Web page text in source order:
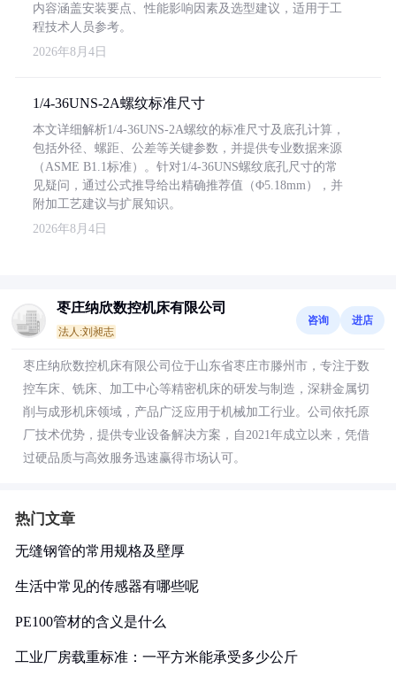
内容涵盖安装要点、性能影响因素及选型建议，适用于工
程技术人员参考。
2026年8月4日
1/4-36UNS-2A螺纹标准尺寸
本文详细解析1/4-36UNS-2A螺纹的标准尺寸及底孔计算，
包括外径、螺距、公差等关键参数，并提供专业数据来源
（ASME B1.1标准）。针对1/4-36UNS螺纹底孔尺寸的常
见疑问，通过公式推导给出精确推荐值（Φ5.18mm），并
附加工艺建议与扩展知识。
2026年8月4日
枣庄纳欣数控机床有限公司
法人:刘昶志
咨询 进店
枣庄纳欣数控机床有限公司位于山东省枣庄市滕州市，专注于数
控车床、铣床、加工中心等精密机床的研发与制造，深耕金属切
削与成形机床领域，产品广泛应用于机械加工行业。公司依托原
厂技术优势，提供专业设备解决方案，自2021年成立以来，凭借
过硬品质与高效服务迅速赢得市场认可。
热门文章
无缝钢管的常用规格及壁厚
生活中常见的传感器有哪些呢
PE100管材的含义是什么
工业厂房载重标准：一平方米能承受多少公斤